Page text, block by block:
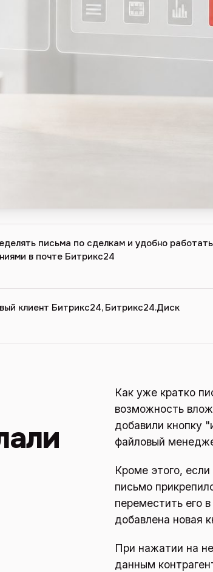
письма по сделкам и удобно
в почте Битрикс24
клиент Битрикс24, Битрикс24.Диск
Как уже кратко
возможность
добавили кнопку
файловый
Кроме этого,
письмо
переместить его
добавлена новая
При нажатии на
данным